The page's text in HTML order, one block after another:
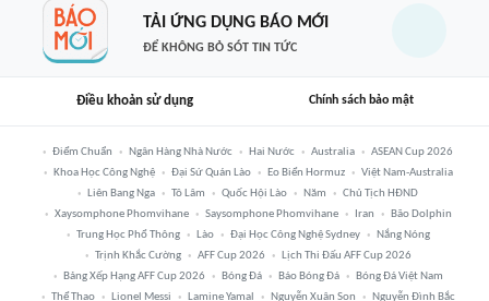
TẢI ỨNG DỤNG BÁO MỚI
ĐỂ KHÔNG BỎ SÓT TIN TỨC
Điều khoản sử dụng Chính sách bảo mật
Điểm Chuẩn Ngân Hàng Nhà Nước Hai Nước Australia
ASEAN Cup 2026
Khoa Học Công Nghệ
Đại Sứ Quán Lào Eo Biển Hormuz
Việt Nam-Australia
Liên Bang Nga
Tô Lâm Quốc Hội Lào Năm
Chủ Tịch HĐND
Xaysomphone Phomvihane
Saysomphone Phomvihane Iran
Bão Dolphin
Trung Học Phổ Thông
Lào Đại Học Công Nghệ Sydney
Nắng Nóng
Trịnh Khắc Cường
AFF Cup 2026
Lịch Thi Đấu AFF Cup 2026
Bảng Xếp Hạng AFF Cup 2026
Bóng Đá Báo Bóng Đá
Bóng Đá Việt Nam
Thể Thao
Lionel Messi Lamine Yamal Nguyễn Xuân Son Nguyễn Đình Bắc